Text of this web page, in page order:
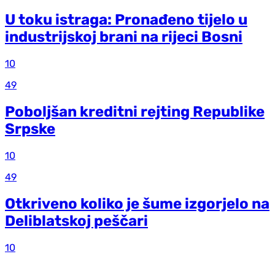
U toku istraga: Pronađeno tijelo u
industrijskoj brani na rijeci Bosni
10
49
Poboljšan kreditni rejting Republike
Srpske
10
49
Otkriveno koliko je šume izgorjelo na
Deliblatskoj peščari
10